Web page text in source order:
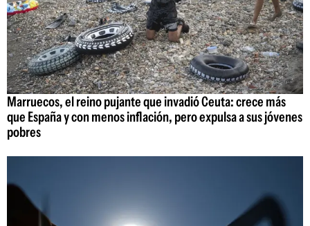
Marruecos, el reino pujante que invadió Ceuta: crece más
que España y con menos inflación, pero expulsa a sus jóvenes
pobres